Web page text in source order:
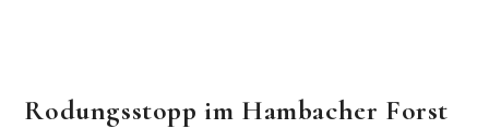
Rodungsstopp im Hambacher Forst